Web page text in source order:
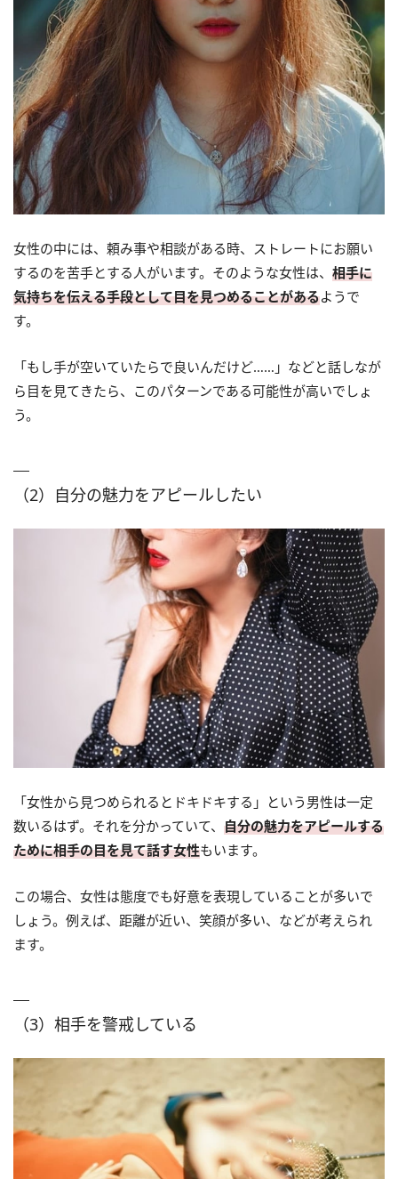
女性の中には、頼み事や相談がある時、ストレートにお願い
するのを苦手とする人がいます。そのような女性は、 相手に
気持ちを伝える手段として目を見つめることがあるようで
す。
「もし手が空いていたらで良いんだけど……」などと話しなが
ら目を見てきたら、このパターンである可能性が高いでしょ
う。
（2）自分の魅力をアピールしたい
「女性から見つめられるとドキドキする」という男性は一定
数いるはず。それを分かっていて、 自分の魅力をアピールする
ために相手の目を見て話す女性もいます。
この場合、女性は態度でも好意を表現していることが多いで
しょう。例えば、距離が近い、笑顔が多い、などが考えられ
ます。
（3）相手を警戒している